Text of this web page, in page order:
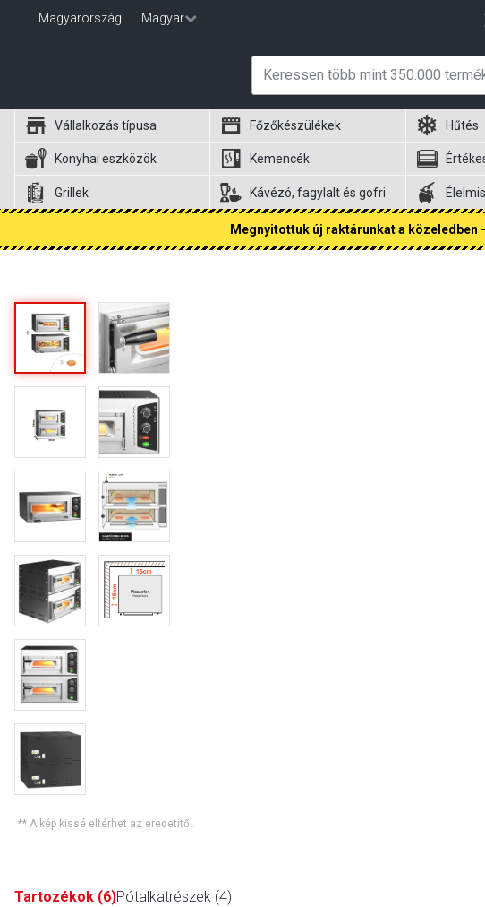
Magyarország Magyar
Vállalkozás típusa Főzőkészülékek Hűtés
Konyhai eszközök Kemencék
Grillek Kávézó, fagylalt és gofri
Megnyitottuk új raktárunkat a
** A kép kissé eltérhet az eredetitől.
Tartozékok (6)Pótalkatrészek (4)